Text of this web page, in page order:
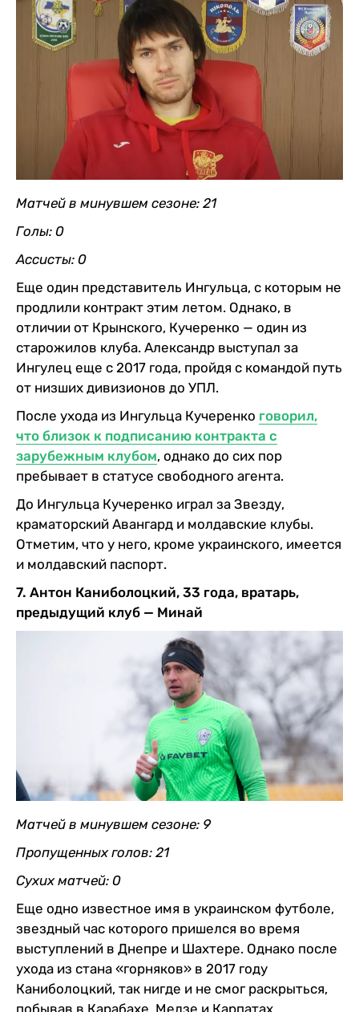
Матчей в минувшем сезоне: 21
Голы: 0
Ассисты: 0
Еще один представитель Ингульца, с которым не
продлили контракт этим летом. Однако, в
отличии от Крынского, Кучеренко — один из
старожилов клуба. Александр выступал за
Ингулец еще с 2017 года, пройдя с командой путь
от низших дивизионов до УПЛ.
После ухода из Ингульца Кучеренко говорил,
что близок к подписанию контракта с
зарубежным клубом, однако до сих пор
пребывает в статусе свободного агента.
До Ингульца Кучеренко играл за Звезду,
краматорский Авангард и молдавские клубы.
Отметим, что у него, кроме украинского, имеется
и молдавский паспорт.
7. Антон Каниболоцкий, 33 года, вратарь,
предыдущий клуб — Минай
Матчей в минувшем сезоне: 9
Пропущенных голов: 21
Сухих матчей: 0
Еще одно известное имя в украинском футболе,
звездный час которого пришелся во время
выступлений в Днепре и Шахтере. Однако после
ухода из стана «горняков» в 2017 году
Каниболоцкий, так нигде и не смог раскрыться,
побывав в Карабахе, Медзе и Карпатах.